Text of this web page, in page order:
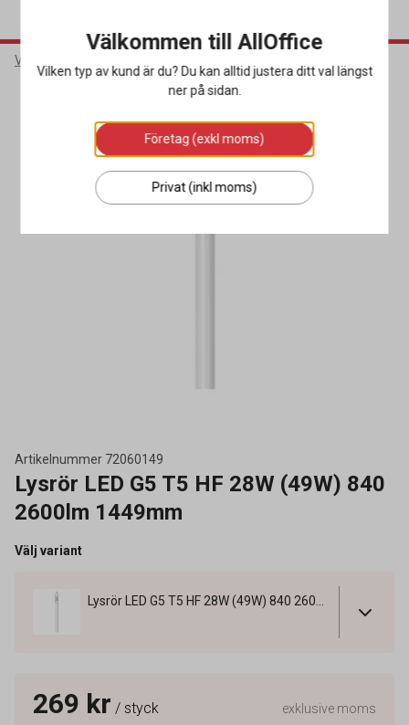
Varumärken
Artikelnummer 72060149
Lysrör LED G5 T5 HF 28W (49W) 840
2600lm 1449mm
Välj variant
269 kr / styck exklusive moms
Välkommen till AllOffice
Vilken typ av kund är du? Du kan alltid justera ditt val längst
ner på sidan.
Företag (exkl moms)
Privat (inkl moms)